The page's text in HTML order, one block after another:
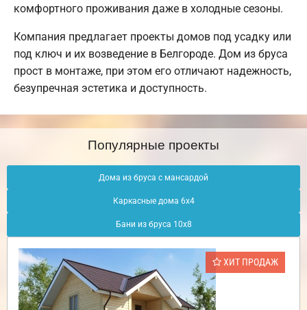
комфортного проживания даже в холодные сезоны.
Компания предлагает проекты домов под усадку или
под ключ и их возведение в Белгороде. Дом из бруса
прост в монтаже, при этом его отличают надежность,
безупречная эстетика и доступность.
Популярные проекты
Дома из бруса с мансардой
Каркасные дома 6х4
Бани из бруса 10х8
ХИТ ПРОДАЖ